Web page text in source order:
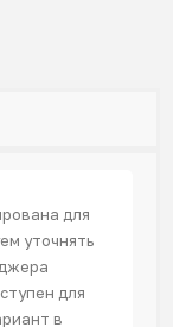
для
уточнять
для
в